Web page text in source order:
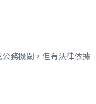
務機關，但有法律依據